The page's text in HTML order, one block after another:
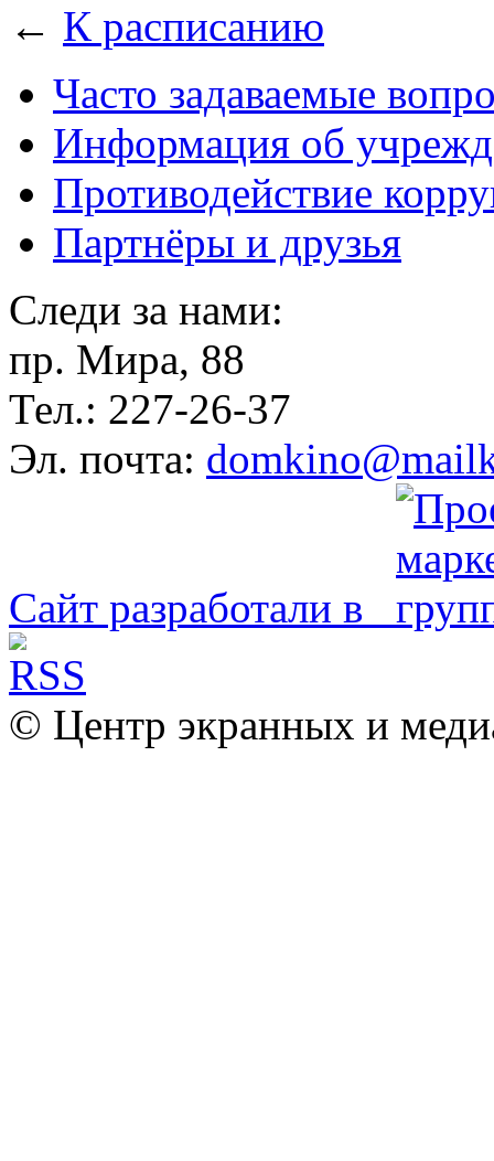
← К расписанию
Часто задаваемые
Информация об
Противодействие
Партнёры и друзья
Следи за нами:
пр. Мира, 88
Тел.: 227-26-37
Эл. почта:
Сайт разработали в
© Центр экранных и